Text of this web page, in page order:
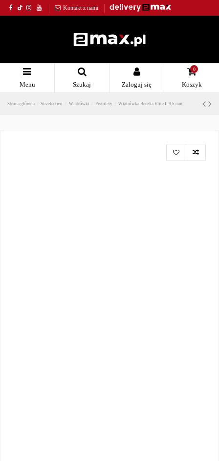
Kontakt z nami
Menu Szukaj Zaloguj się
0
Koszyk
Strona główna Strzelectwo Wiatrówki Pistolety Wiatrówka Beretta Elite II 4,5 mm